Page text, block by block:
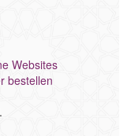
Websites
bestellen